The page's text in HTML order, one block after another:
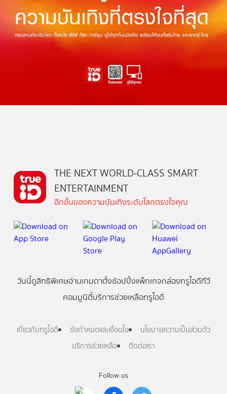
Follow us
THE NEXT WORLD-CLASS SMART
ENTERTAINMENT
อีกขั้นของความบันเทิงระดับโลกตรงใจคุณ
วันนี้ดูสิทธิพิเศษอ่านเกมตาตั้งช้อปปิ้งแพ็กเกจกล่องทรูไอดีทีวี
คอมมูนิตี้บริการช่วยเหลือทรูไอดี
เกี่ยวกับทรูไอดี ข้อกำหนดและเงื่อนไข
นโยบายความเป็นส่วนตัว
บริการช่วยเหลือ
ติดต่อเรา